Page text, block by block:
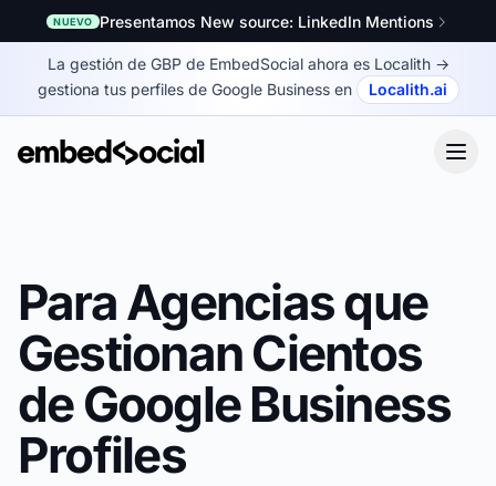
NUEVO Presentamos New source: LinkedIn Mentions
La gestión de GBP de EmbedSocial ahora es Localith →
gestiona tus perfiles de Google Business en
Localith.ai
Para Agencias que
Gestionan Cientos
de Google Business
Profiles